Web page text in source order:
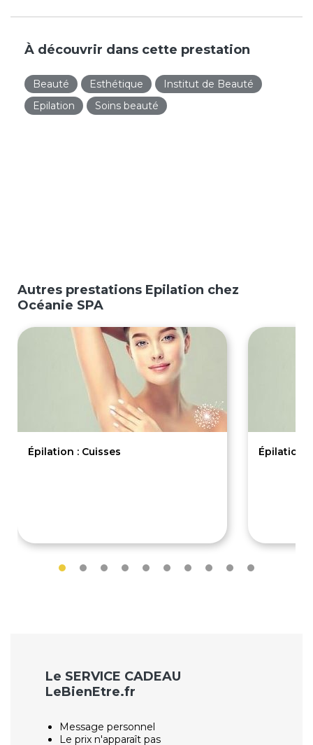
À découvrir dans cette prestation
Beauté Esthétique
Institut de Beauté
Epilation
Soins beauté
Autres prestations Epilation chez
Océanie SPA
Épilation : Cuisses Épilation :
Le SERVICE CADEAU
LeBienEtre.fr
Message personnel
Le prix n'apparaît pas